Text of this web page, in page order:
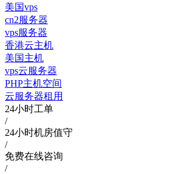
美国vps
cn2服务器
vps服务器
香港云主机
美国主机
vps云服务器
PHP主机空间
云服务器租用
24小时工单
/
24小时机房值守
/
免费在线咨询
/